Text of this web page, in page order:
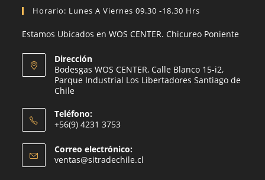
Horario: Lunes A Viernes 09.30 -18.30 Hrs
Estamos Ubicados en WOS CENTER. Chicureo Poniente
Dirección
Bodesgas WOS CENTER, Calle Blanco 15-i2,
Parque Industrial Los Libertadores Santiago de
Chile
Teléfono:
+56(9) 4231 3753
abre
en
Correo electrónico:
ventas@sitradechile.cl